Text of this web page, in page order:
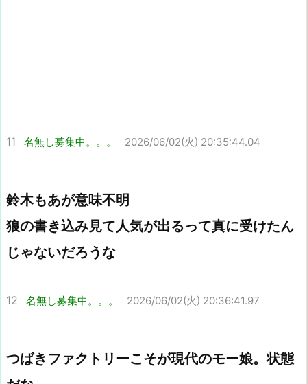
11 名無し募集中。。。 2026/06/02(火) 20:35:44.04
鈴木もあが意味不明
狼の書き込み見て人気が出るって真に受けたん
じゃないだろうな
12 名無し募集中。。。 2026/06/02(火) 20:36:41.97
つばきファクトリーこそが現代のモー娘。状態